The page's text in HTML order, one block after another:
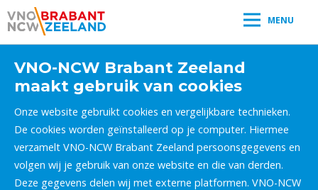
MENU
VNO-NCW Brabant Zeeland
maakt gebruik van cookies
Onze website gebruikt cookies en vergelijkbare technieken.
De cookies worden geïnstalleerd op je computer. Hiermee
verzamelt VNO-NCW Brabant Zeeland persoonsgegevens en
volgen wij je gebruik van onze website en die van derden.
Deze gegevens delen wij met externe platformen. VNO-NCW